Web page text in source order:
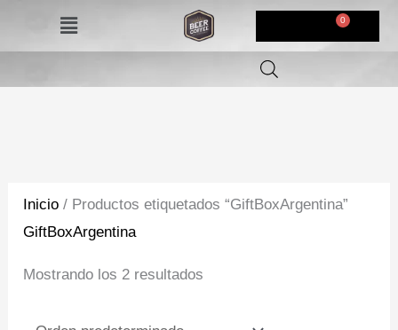
Menú
Inicio / Productos etiquetados “GiftBoxArgentina”
GiftBoxArgentina
Mostrando los 2 resultados